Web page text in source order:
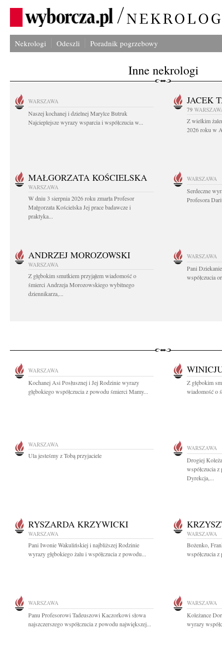
Nekrologi Odeszli Poradnik pogrzebowy
Inne nekrologi
WARSZAWA
Naszej kochanej i dzielnej Marylce Butruk
Najcieplejsze wyrazy wsparcia i współczucia w...
JACEK
79
Z wielkim
2026 roku w
MAŁGORZATA KOŚCIELSKA
WARSZAWA
W dniu 3 sierpnia 2026 roku zmarła Profesor
Małgorzata Kościelska Jej prace badawcze i
praktyka...
WARSZAWA
Serdeczne
Profesora
ANDRZEJ MOROZOWSKI
WARSZAWA
Z głębokim smutkiem przyjąłem wiadomość o
śmierci Andrzeja Morozowskiego wybitnego
dziennikarza,...
WARSZAWA
Pani
współczucia
WARSZAWA
Kochanej Asi Posłusznej i Jej Rodzinie wyrazy
głębokiego współczucia z powodu śmierci Mamy...
Z głębokim
wiadomość o
WARSZAWA
Ula jesteśmy z Tobą przyjaciele
WARSZAWA
Drogiej
współczucia
Dyrekcja,...
RYSZARDA KRZYWICKI
WARSZAWA
Pani Iwonie Wakulińskiej i najbliższej Rodzinie
wyrazy głębokiego żalu i współczucia z powodu...
WARSZAWA
Bożenko,
współczucia
WARSZAWA
Panu Profesorowi Tadeuszowi Kaczorkowi słowa
najszczerszego współczucia z powodu największej...
WARSZAWA
Koleżance
wyrazy